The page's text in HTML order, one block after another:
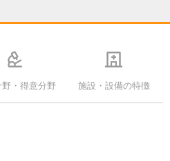
・得意分野 施設・設備の特徴